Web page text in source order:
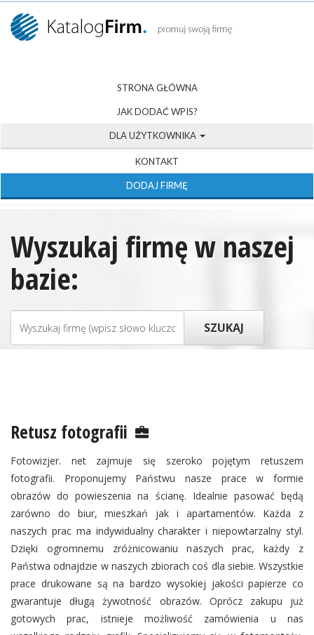
STRONA GŁÓWNA
JAK DODAĆ WPIS?
DLA UŻYTKOWNIKA
KONTAKT
DODAJ FIRMĘ
Wyszukaj firmę w naszej
bazie:
Retusz fotografii
Fotowizjer. net zajmuje się szeroko pojętym retuszem
fotografii. Proponujemy Państwu nasze prace w formie
obrazów do powieszenia na ścianę. Idealnie pasować będą
zarówno do biur, mieszkań jak i apartamentów. Każda z
naszych prac ma indywidualny charakter i niepowtarzalny styl.
Dzięki ogromnemu zróżnicowaniu naszych prac, każdy z
Państwa odnajdzie w naszych zbiorach coś dla siebie. Wszystkie
prace drukowane są na bardzo wysokiej jakości papierze co
gwarantuje długą żywotność obrazów. Oprócz zakupu już
gotowych prac, istnieje możliwość zamówienia u nas